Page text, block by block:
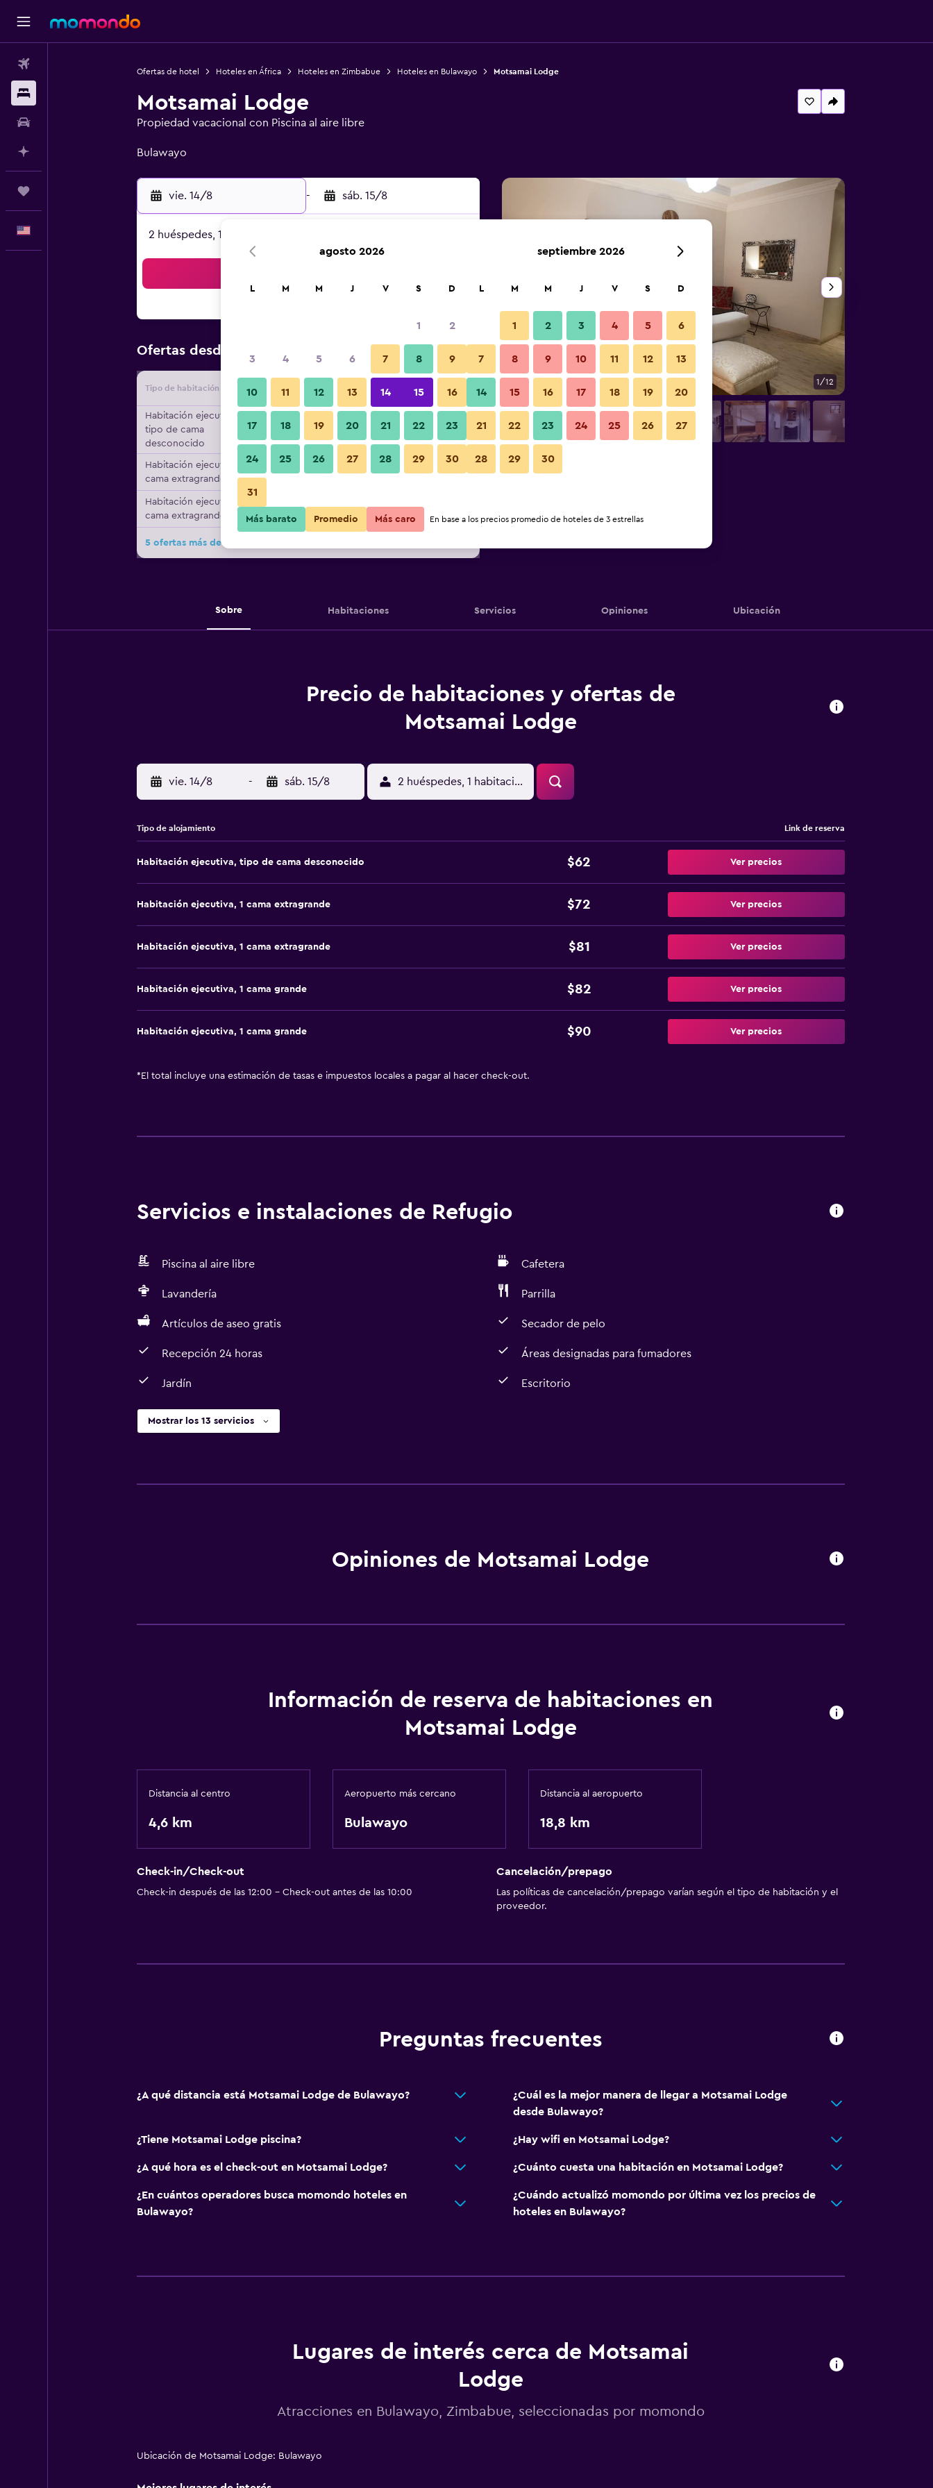
Ofertas de hotel Hoteles en África Hoteles en Zimbabue Hoteles en Bulawayo Motsamai Lodge
Motsamai Lodge
Propiedad vacacional con Piscina al aire libre
Bulawayo
vie. 14/8 - sáb. 15/8
2 huéspedes, 1 habitación
Ofertas desde Oferta más barata de precio por noche
Tipo de habitación Proveedor Total noche
Habitación ejecutiva,
tipo de cama
desconocido
$62 Ver oferta
Habitación ejecutiva, 1
cama extragrande
$72 Ver oferta
Habitación ejecutiva, 1
cama extragrande
$81 Ver oferta
5 ofertas más de Motsamai Lodge
Habitación 1/12
Fotos
Sobre Habitaciones Servicios Opiniones Ubicación
Precio de habitaciones y ofertas de
Motsamai Lodge
vie. 14/8 - sáb. 15/8 2 huéspedes, 1 habitación
Tipo de alojamiento Link de reserva
Habitación ejecutiva, tipo de cama desconocido $62 Ver precios
Habitación ejecutiva, 1 cama extragrande $72 Ver precios
Habitación ejecutiva, 1 cama extragrande $81 Ver precios
Habitación ejecutiva, 1 cama grande $82 Ver precios
Habitación ejecutiva, 1 cama grande $90 Ver precios
* El total incluye una estimación de tasas e impuestos locales a pagar al hacer check-out.
Servicios e instalaciones de Refugio
Piscina al aire libre Cafetera
Lavandería Parrilla
Artículos de aseo gratis Secador de pelo
Recepción 24 horas Áreas designadas para fumadores
Jardín Escritorio
Mostrar los 13 servicios
Opiniones de Motsamai Lodge
Información de reserva de habitaciones en
Motsamai Lodge
Distancia al centro
4,6 km
Aeropuerto más cercano
Bulawayo
Distancia al aeropuerto
18,8 km
Check-in/Check-out
Check-in después de las 12:00 - Check-out antes de las 10:00
Cancelación/prepago
Las políticas de cancelación/prepago varían según el tipo de habitación y el
proveedor.
Preguntas frecuentes
¿A qué distancia está Motsamai Lodge de Bulawayo?
¿Cuál es la mejor manera de llegar a Motsamai Lodge
desde Bulawayo?
¿Tiene Motsamai Lodge piscina? ¿Hay wifi en Motsamai Lodge?
¿A qué hora es el check-out en Motsamai Lodge? ¿Cuánto cuesta una habitación en Motsamai Lodge?
¿En cuántos operadores busca momondo hoteles en
Bulawayo?
¿Cuándo actualizó momondo por última vez los precios de
hoteles en Bulawayo?
Lugares de interés cerca de Motsamai
Lodge
Atracciones en Bulawayo, Zimbabue, seleccionadas por momondo
Ubicación de Motsamai Lodge: Bulawayo
agosto 2026
L M M J V S D
1 2
3 4 5 6 7 8 9
10 11 12 13 14 15 16
17 18 19 20 21 22 23
24 25 26 27 28 29 30
31
septiembre 2026
L M M J V S D
1 2 3 4 5 6
7 8 9 10 11 12 13
14 15 16 17 18 19 20
21 22 23 24 25 26 27
28 29 30
Más barato Promedio Más caro En base a los precios promedio de hoteles de 3 estrellas